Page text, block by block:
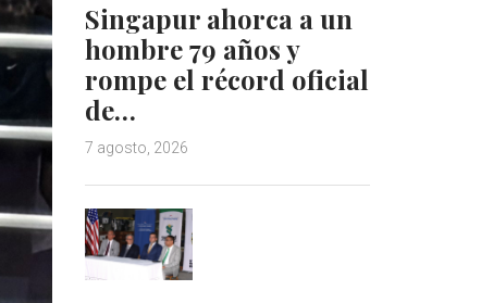
Singapur ahorca a un
hombre 79 años y
rompe el récord oficial
de…
7 agosto, 2026